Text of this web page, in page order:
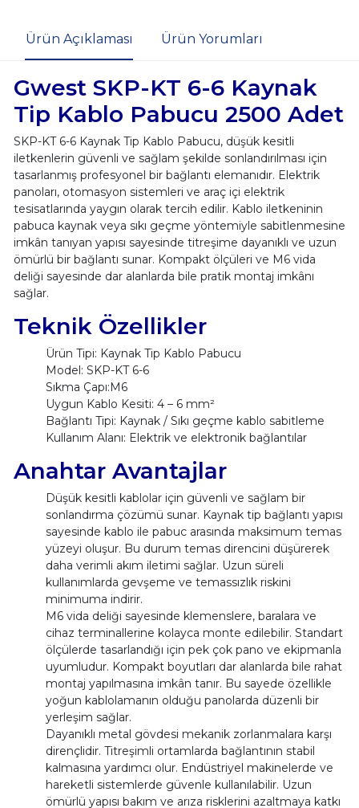
Ürün Açıklaması Ürün Yorumları
Gwest SKP-KT 6-6 Kaynak
Tip Kablo Pabucu 2500 Adet
SKP-KT 6-6 Kaynak Tip Kablo Pabucu, düşük kesitli
iletkenlerin güvenli ve sağlam şekilde sonlandırılması için
tasarlanmış profesyonel bir bağlantı elemanıdır. Elektrik
panoları, otomasyon sistemleri ve araç içi elektrik
tesisatlarında yaygın olarak tercih edilir. Kablo iletkeninin
pabuca kaynak veya sıkı geçme yöntemiyle sabitlenmesine
imkân tanıyan yapısı sayesinde titreşime dayanıklı ve uzun
ömürlü bir bağlantı sunar. Kompakt ölçüleri ve M6 vida
deliği sayesinde dar alanlarda bile pratik montaj imkânı
sağlar.
Teknik Özellikler
Ürün Tipi: Kaynak Tip Kablo Pabucu
Model: SKP-KT 6-6
Sıkma Çapı:M6
Uygun Kablo Kesiti: 4 – 6 mm²
Bağlantı Tipi: Kaynak / Sıkı geçme kablo sabitleme
Kullanım Alanı: Elektrik ve elektronik bağlantılar
Anahtar Avantajlar
Düşük kesitli kablolar için güvenli ve sağlam bir
sonlandırma çözümü sunar. Kaynak tip bağlantı yapısı
sayesinde kablo ile pabuc arasında maksimum temas
yüzeyi oluşur. Bu durum temas direncini düşürerek
daha verimli akım iletimi sağlar. Uzun süreli
kullanımlarda gevşeme ve temassızlık riskini
minimuma indirir.
M6 vida deliği sayesinde klemenslere, baralara ve
cihaz terminallerine kolayca monte edilebilir. Standart
ölçülerde tasarlandığı için pek çok pano ve ekipmanla
uyumludur. Kompakt boyutları dar alanlarda bile rahat
montaj yapılmasına imkân tanır. Bu sayede özellikle
yoğun kablolamanın olduğu panolarda düzenli bir
yerleşim sağlar.
Dayanıklı metal gövdesi mekanik zorlanmalara karşı
dirençlidir. Titreşimli ortamlarda bağlantının stabil
kalmasına yardımcı olur. Endüstriyel makinelerde ve
hareketli sistemlerde güvenle kullanılabilir. Uzun
ömürlü yapısı bakım ve arıza risklerini azaltmaya katkı